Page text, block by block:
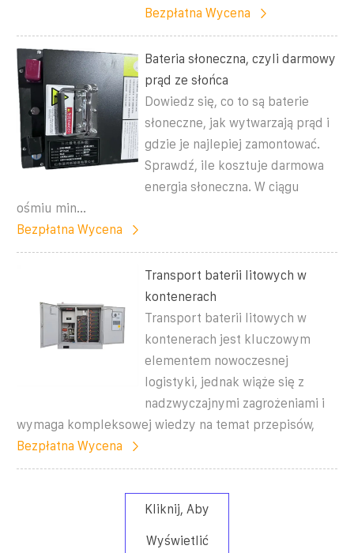
Bezpłatna Wycena
Bateria słoneczna, czyli darmowy
prąd ze słońca
Dowiedz się, co to są baterie
słoneczne, jak wytwarzają prąd i
gdzie je najlepiej zamontować.
Sprawdź, ile kosztuje darmowa
energia słoneczna. W ciągu
ośmiu min...
Bezpłatna Wycena
Transport baterii litowych w
kontenerach
Transport baterii litowych w
kontenerach jest kluczowym
elementem nowoczesnej
logistyki, jednak wiąże się z
nadzwyczajnymi zagrożeniami i
wymaga kompleksowej wiedzy na temat przepisów,
Bezpłatna Wycena
Kliknij, Aby
Wyświetlić